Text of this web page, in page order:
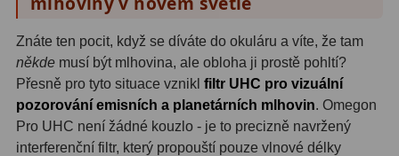
OIII3
Hβ4
Znáte ten pocit, když se díváte do okuláru a víte, že tam
někde musí být mlhovina, ale obloha ji prostě pohltí?
Přesně pro tyto situace vznikl filtr UHC pro vizuální
pozorování emisních a planetárních mlhovin. Omegon
Pro UHC není žádné kouzlo - je to precizně navržený
interferenční filtr, který propouští pouze vlnové délky